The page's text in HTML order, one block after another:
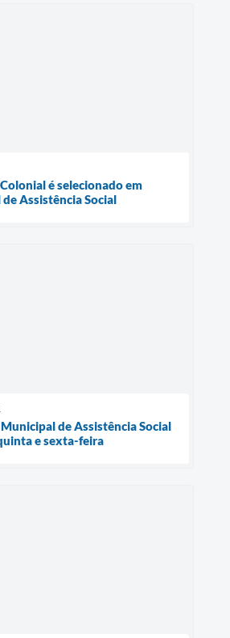
é selecionado em
Assistência Social
de Assistência Social
e sexta-feira